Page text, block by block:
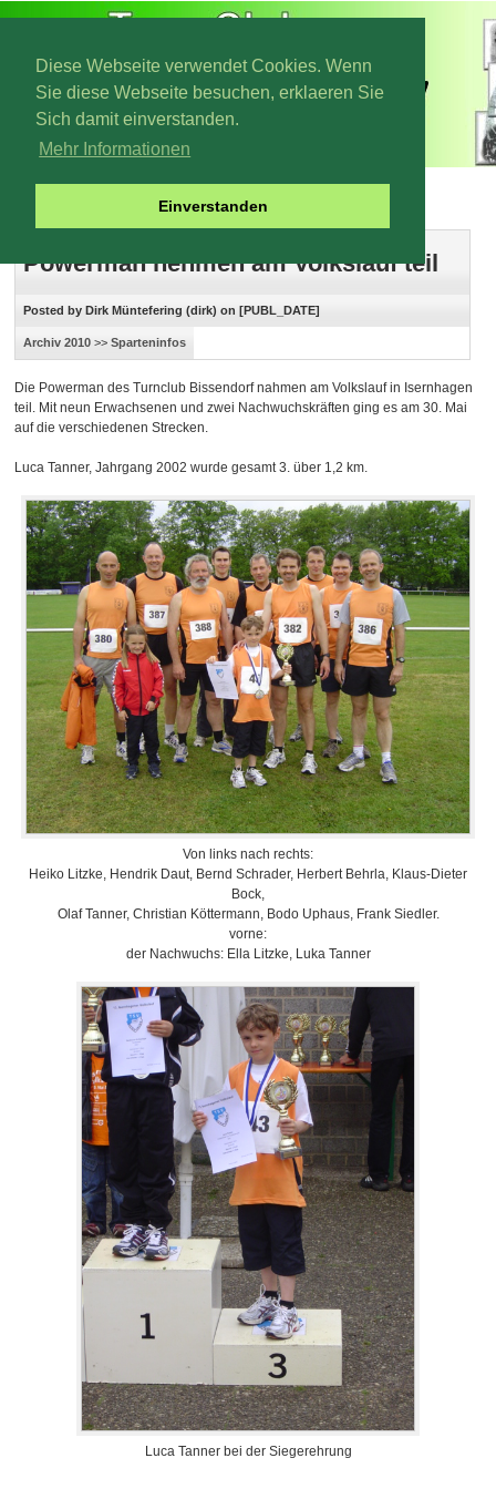
Diese Webseite verwendet Cookies. Wenn
Sie diese Webseite besuchen, erklaeren Sie
Sich damit einverstanden.
Mehr Informationen
Einverstanden
Powerman nehmen am Volkslauf teil
Posted by Dirk Müntefering (dirk) on [PUBL_DATE]
Archiv 2010 >>Sparteninfos
Die Powerman des Turnclub Bissendorf nahmen am Volkslauf in Isernhagen
teil. Mit neun Erwachsenen und zwei Nachwuchskräften ging es am 30. Mai
auf die verschiedenen Strecken.
Luca Tanner, Jahrgang 2002 wurde gesamt 3. über 1,2 km.
Von links nach rechts:
Heiko Litzke, Hendrik Daut, Bernd Schrader, Herbert Behrla, Klaus-Dieter
Bock,
Olaf Tanner, Christian Köttermann, Bodo Uphaus, Frank Siedler.
vorne:
der Nachwuchs: Ella Litzke, Luka Tanner
Luca Tanner bei der Siegerehrung